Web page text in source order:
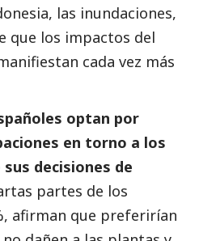
las inundaciones,
que los impactos del
cada vez más
optan por
en torno a los
decisiones de
partes de los
afirman que preferirían